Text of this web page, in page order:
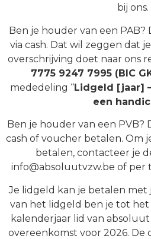
bij ons.
Ben je houder van een PAB?
via cash. Dat wil zeggen dat
overschrijving doet naar ons
7775 9247 7995 (BIC
mededeling “Lidgeld [jaar]
een
Ben je houder van een PVB?
cash of voucher betalen. Om
betalen, contacteer je
info@absoluutvzw.be of per
Je lidgeld kan je betalen met
van het lidgeld ben je tot
kalenderjaar lid van
overeenkomst voor 2026. De